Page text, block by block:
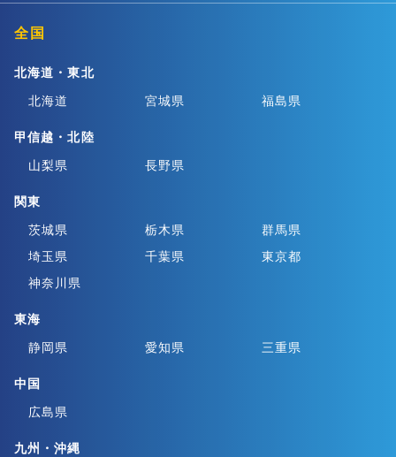
全国
北海道・東北
北海道
宮城県 福島県
甲信越・北陸
山梨県
長野県
関東
茨城県
栃木県
群馬県
埼玉県
千葉県
東京都
神奈川県
東海
静岡県
愛知県 三重県
中国
広島県
九州・沖縄